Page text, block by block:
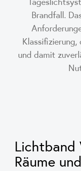
Brandfall.
und damit
Lichtband
Räume